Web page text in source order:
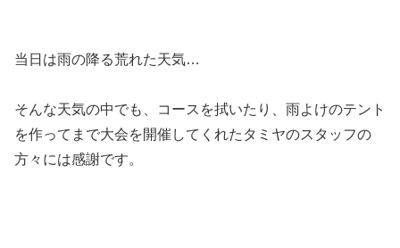
当日は雨の降る荒れた天気…
そんな天気の中でも、コースを拭いたり、雨よけのテント
を作ってまで大会を開催してくれたタミヤのスタッフの
方々には感謝です。